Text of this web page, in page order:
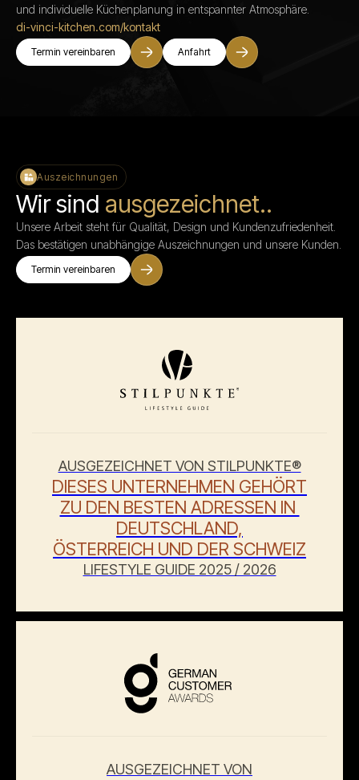
und individuelle Küchenplanung in entspannter Atmosphäre.
di-vinci-kitchen.com/kontakt
Termin vereinbaren Anfahrt
Auszeichnungen
Wir sind ausgezeichnet..
Unsere Arbeit steht für Qualität, Design und Kundenzufriedenheit.
Das bestätigen unabhängige Auszeichnungen und unsere Kunden.
Termin vereinbaren
AUSGEZEICHNET VON STILPUNKTE®
DIESES UNTERNEHMEN GEHÖRT
ZU DEN BESTEN ADRESSEN IN
DEUTSCHLAND,
ÖSTERREICH UND DER SCHWEIZ
LIFESTYLE GUIDE 2025 / 2026
AUSGEZEICHNET VON